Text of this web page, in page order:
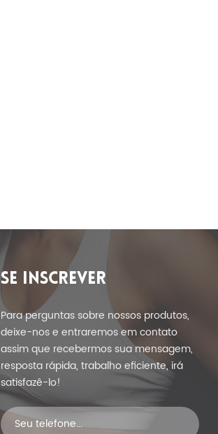
SE INSCREVER
Para perguntas sobre nossos produtos,
deixe-nos e entraremos em contato
assim que recebermos sua mensagem,
resposta rápida, trabalho eficiente, irá
satisfazê-lo!